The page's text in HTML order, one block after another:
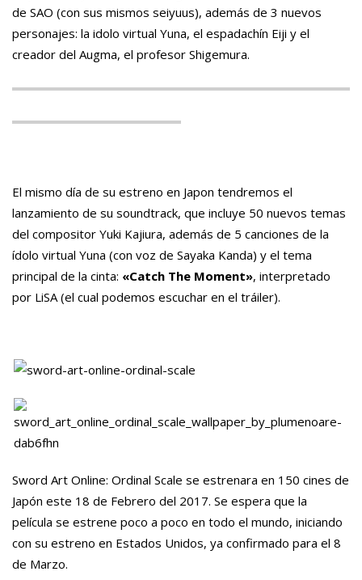
de SAO (con sus mismos seiyuus), además de 3 nuevos
personajes: la idolo virtual Yuna, el espadachín Eiji y el
creador del Augma, el profesor Shigemura.
El mismo día de su estreno en Japon tendremos el
lanzamiento de su soundtrack, que incluye 50 nuevos temas
del compositor Yuki Kajiura, además de 5 canciones de la
ídolo virtual Yuna (con voz de Sayaka Kanda) y el tema
principal de la cinta: «Catch The Moment», interpretado
por LiSA (el cual podemos escuchar en el tráiler).
Sword Art Online: Ordinal Scale se estrenara en 150 cines de
Japón este 18 de Febrero del 2017. Se espera que la
película se estrene poco a poco en todo el mundo, iniciando
con su estreno en Estados Unidos, ya confirmado para el 8
de Marzo.